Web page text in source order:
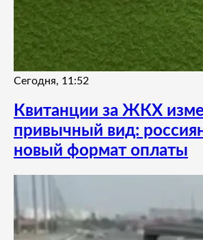
Сегодня, 11:52
Квитанции за ЖКХ
привычный вид:
новый формат оплаты